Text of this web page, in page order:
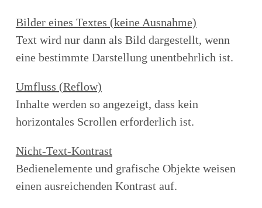
Bilder eines Textes (keine Ausnahme)
Text wird nur dann als Bild dargestellt, wenn
eine bestimmte Darstellung unentbehrlich ist.
Umfluss (Reflow)
Inhalte werden so angezeigt, dass kein
horizontales Scrollen erforderlich ist.
Nicht-Text-Kontrast
Bedienelemente und grafische Objekte weisen
einen ausreichenden Kontrast auf.